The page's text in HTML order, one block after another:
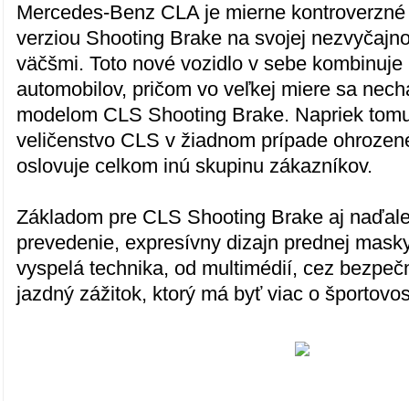
Mercedes-Benz CLA je mierne
verziou Shooting Brake na svojej
väčšmi. Toto nové vozidlo v sebe
automobilov, pričom vo veľkej miere sa
modelom CLS Shooting Brake. Napriek
veličenstvo CLS v žiadnom prípade
oslovuje celkom inú skupinu zákazníkov.
Základom pre CLS Shooting Brake aj
prevedenie, expresívny dizajn prednej
vyspelá technika, od multimédií, cez
jazdný zážitok, ktorý má byť viac o